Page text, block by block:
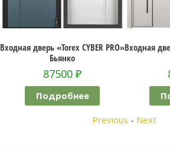
Входная дверь «Torex CYBER PRO»
Бьянко
87500 ₽
Подробнее
Входная
Previous - Next